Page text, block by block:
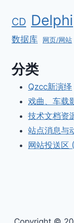
CD Delphi
数据库 网页/网站
分类
Qzcc新演绎
戏曲、车载
技术文档资
站点消息与
网站投送区